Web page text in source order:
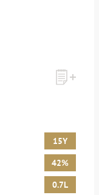
15Y
42%
0.7L